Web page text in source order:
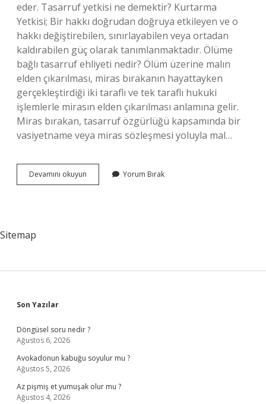
eder. Tasarruf yetkisi ne demektir? Kurtarma
Yetkisi; Bir hakkı doğrudan doğruya etkileyen ve o
hakkı değiştirebilen, sınırlayabilen veya ortadan
kaldırabilen güç olarak tanımlanmaktadır. Ölüme
bağlı tasarruf ehliyeti nedir? Ölüm üzerine malın
elden çıkarılması, miras bırakanın hayattayken
gerçekleştirdiği iki taraflı ve tek taraflı hukuki
işlemlerle mirasın elden çıkarılması anlamına gelir.
Miras bırakan, tasarruf özgürlüğü kapsamında bir
vasiyetname veya miras sözleşmesi yoluyla mal…
Devamını okuyun Tasarruf
Ehliyeti
Yorum Bırak
Sitemap
Sidebar
Son Yazılar
Döngüsel soru nedir ?
Ağustos 6, 2026
Avokadonun kabuğu soyulur mu ?
Ağustos 5, 2026
Az pişmiş et yumuşak olur mu ?
Ağustos 4, 2026